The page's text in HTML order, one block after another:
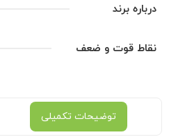
درباره برند
پوما
نقاط قوت و ضعف
توضیحات تکمیلی